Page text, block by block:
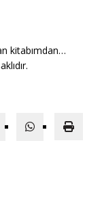
kitabımdan…